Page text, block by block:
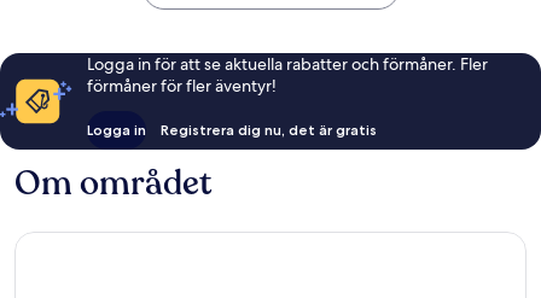
Logga in för att se aktuella rabatter och förmåner. Fler
förmåner för fler äventyr!
Logga in Registrera dig nu, det är gratis
Om området